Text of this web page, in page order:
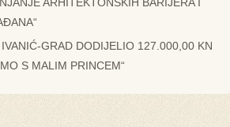
GRAD DODIJELIO 127.000,00 KN
S MALIM PRINCEM“